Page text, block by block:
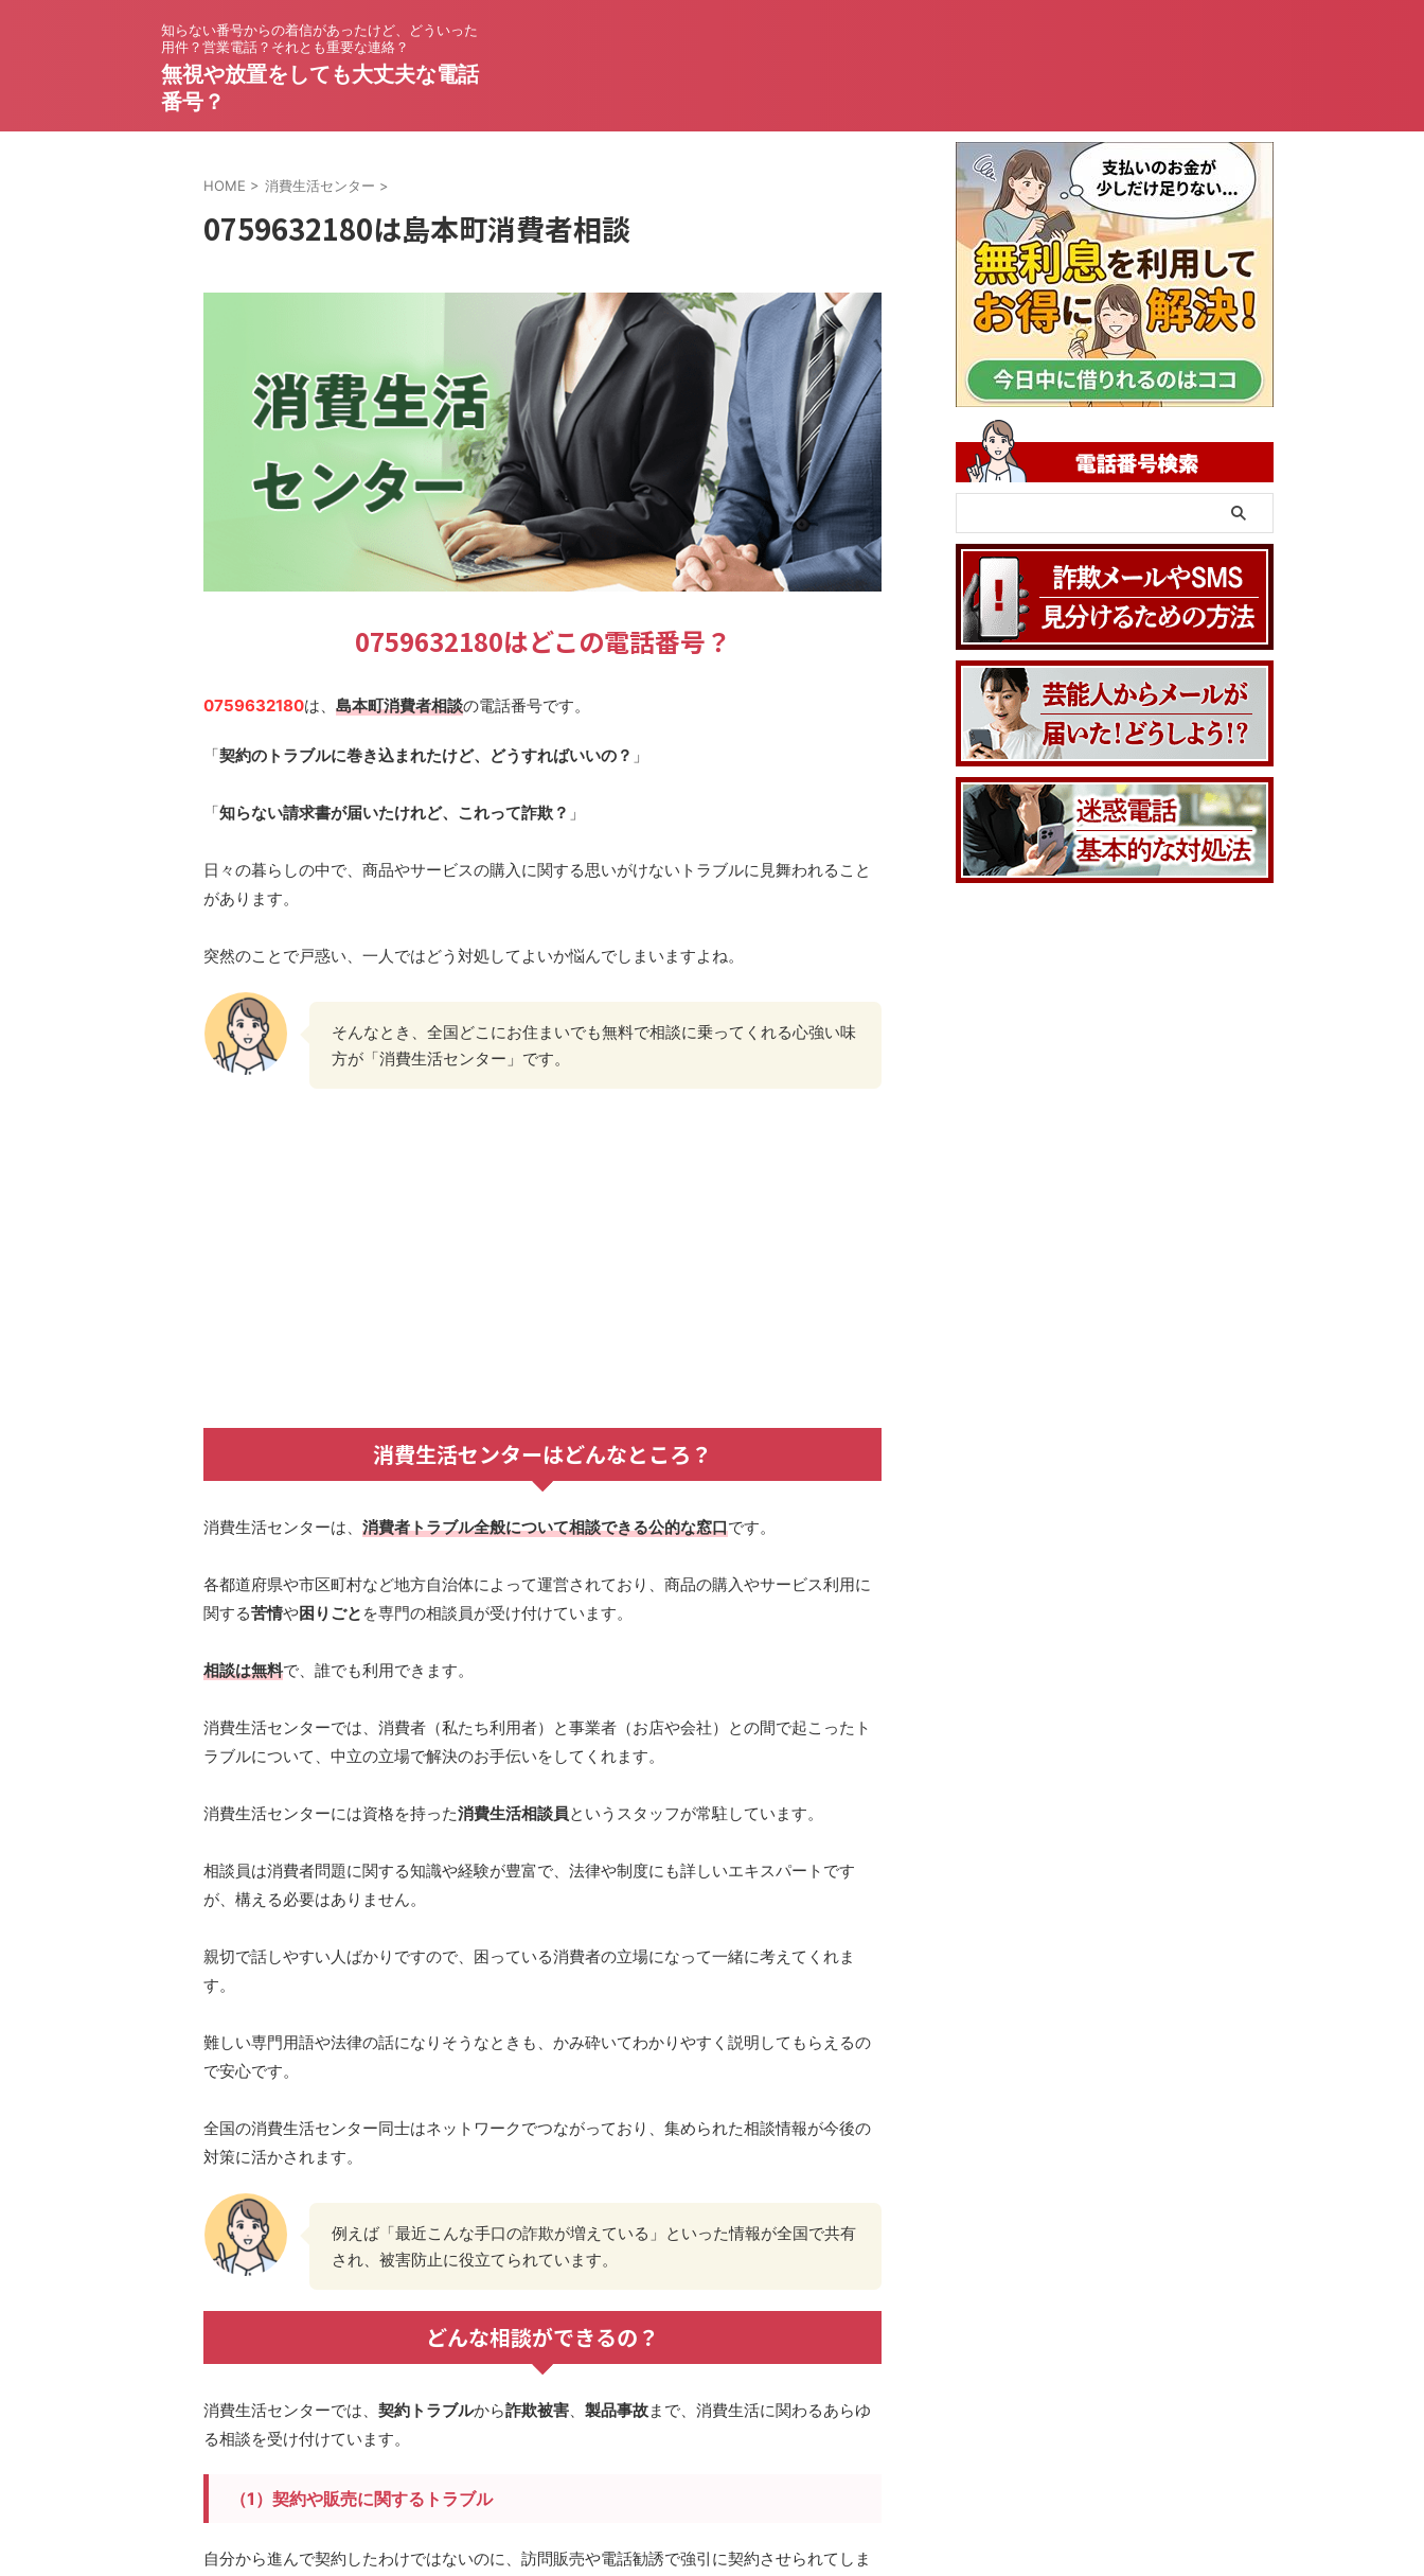
知らない番号からの着信があったけど、どういった
用件？営業電話？それとも重要な連絡？
無視や放置をしても大丈夫な電話
番号？
HOME > 消費生活センター >
0759632180は島本町消費者相談
0759632180はどこの電話番号？
0759632180は、 島本町消費者相談の電話番号です。
「契約のトラブルに巻き込まれたけど、どうすればいいの？ 」
「知らない請求書が届いたけれど、これって詐欺？ 」
日々の暮らしの中で、商品やサービスの購入に関する思いがけないトラブルに見舞われること
があります。
突然のことで戸惑い、一人ではどう対処してよいか悩んでしまいますよね。
そんなとき、全国どこにお住まいでも無料で相談に乗ってくれる心強い味
方が「消費生活センター」です。
消費生活センターはどんなところ？
消費生活センターは、 消費者トラブル全般について相談できる公的な窓口です。
各都道府県や市区町村など地方自治体によって運営されており、商品の購入やサービス利用に
関する苦情や困りごと を専門の相談員が受け付けています。
相談は無料で、誰でも利用できます。
消費生活センターでは、消費者（私たち利用者）と事業者（お店や会社）との間で起こったト
ラブルについて、中立の立場で解決のお手伝いをしてくれます。
消費生活センターには資格を持った消費生活相談員というスタッフが常駐しています。
相談員は消費者問題に関する知識や経験が豊富で、法律や制度にも詳しいエキスパートです
が、構える必要はありません。
親切で話しやすい人ばかりですので、困っている消費者の立場になって一緒に考えてくれま
す。
難しい専門用語や法律の話になりそうなときも、かみ砕いてわかりやすく説明してもらえるの
で安心です。
全国の消費生活センター同士はネットワークでつながっており、集められた相談情報が今後の
対策に活かされます。
例えば「最近こんな手口の詐欺が増えている」といった情報が全国で共有
され、被害防止に役立てられています。
どんな相談ができるの？
消費生活センターでは、 契約トラブルから詐欺被害、 製品事故まで、消費生活に関わるあらゆ
る相談を受け付けています。
（1）契約や販売に関するトラブル
自分から進んで契約したわけではないのに、訪問販売や電話勧誘で強引に契約させられてしま